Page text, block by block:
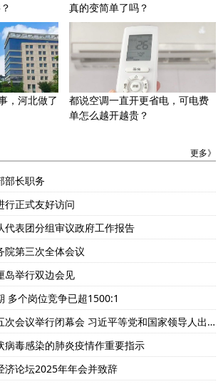
真的变简单了吗？
，河北做了
都说空调一直开更省电，可电费
单怎么越开越贵？
更多》
部长职务
行正式友好访问
代表团分组审议政府工作报告
院第三次全体会议
岛举行双边会见
多个岗位竞争已超1500:1
次会议举行闭幕会 习近平等党和国家领导人出
病毒感染的肺炎疫情作重要指示
济论坛2025年年会并致辞